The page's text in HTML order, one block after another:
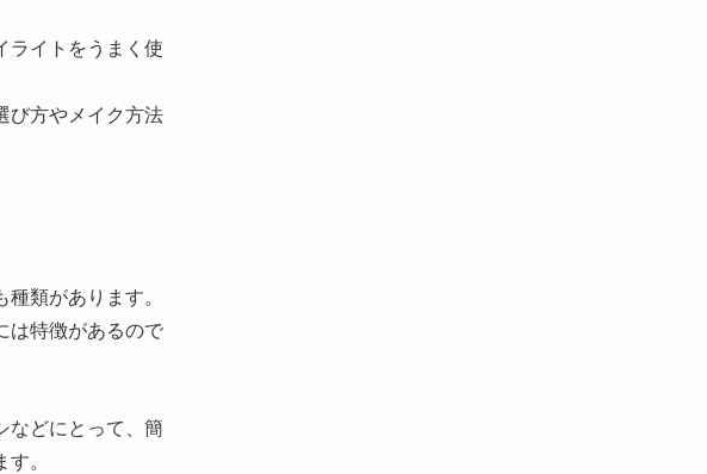
ライトをうまく使
び方やメイク方法
類があります。
は特徴があるので
などにとって、簡
。